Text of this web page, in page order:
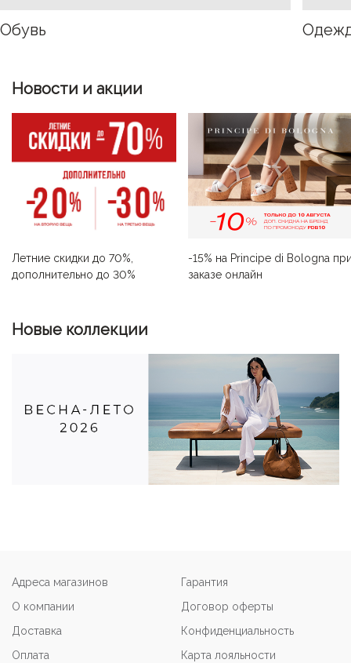
Обувь
Новости и акции
Летние скидки до 70%,
дополнительно до 30%
-15% на Principe di Bologna
заказе онлайн
Новые коллекции
Адреса магазинов
О компании
Доставка
Оплата
Гарантия
Договор оферты
Конфиденциальность
Карта лояльности